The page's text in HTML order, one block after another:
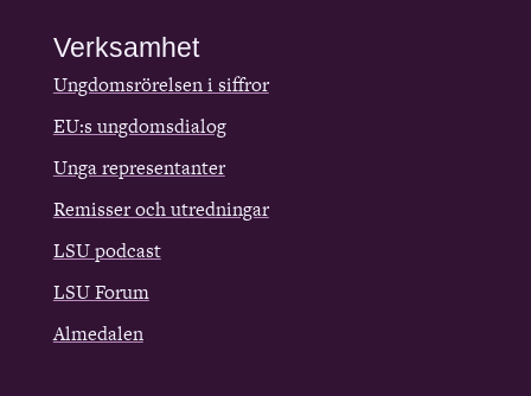
Verksamhet
Ungdomsrörelsen i siffror
EU:s ungdomsdialog
Unga representanter
Remisser och utredningar
LSU podcast
LSU Forum
Almedalen